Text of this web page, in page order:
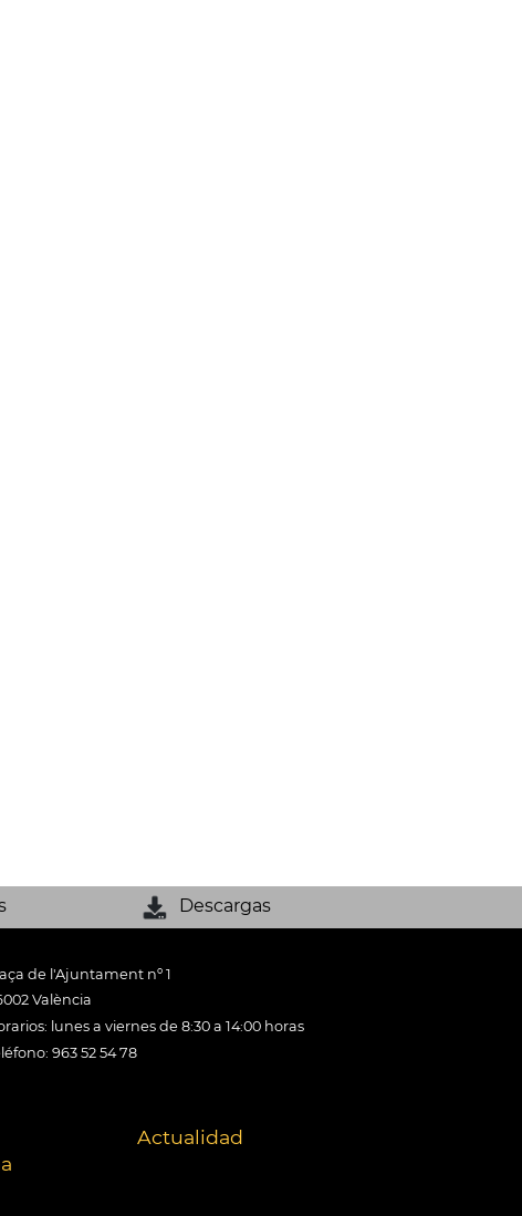
Descargas
de l'Ajuntament nº 1
València
lunes a viernes de 8:30 a 14:00 horas
963 52 54 78
Actualidad